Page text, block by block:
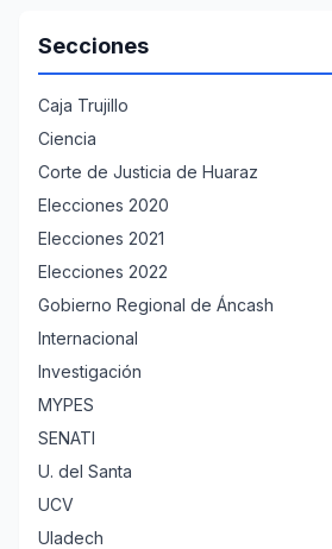
Secciones
Caja Trujillo
Ciencia
Corte de Justicia de Huaraz
Elecciones 2020
Elecciones 2021
Elecciones 2022
Gobierno Regional de Áncash
Internacional
Investigación
MYPES
SENATI
U. del Santa
UCV
Uladech